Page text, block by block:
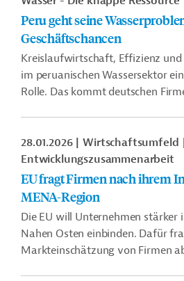
Peru geht seine
Geschäftschancen
Kreislaufwirtschaft, Effizienz
im peruanischen Wassersektor
Rolle. Das kommt deutschen
28.01.2026 Wirtschaftsumfeld
Entwicklungszusammenarbeit
EU fragt Firmen nach ihrem
MENA-Region
Die EU will Unternehmen
Nahen Osten einbinden. Dafür
Markteinschätzung von Firmen